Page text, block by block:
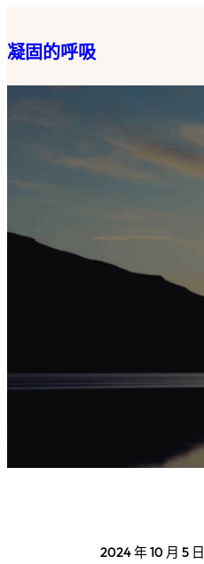
至
主
凝固的呼吸
2024 年 10 月 5 日